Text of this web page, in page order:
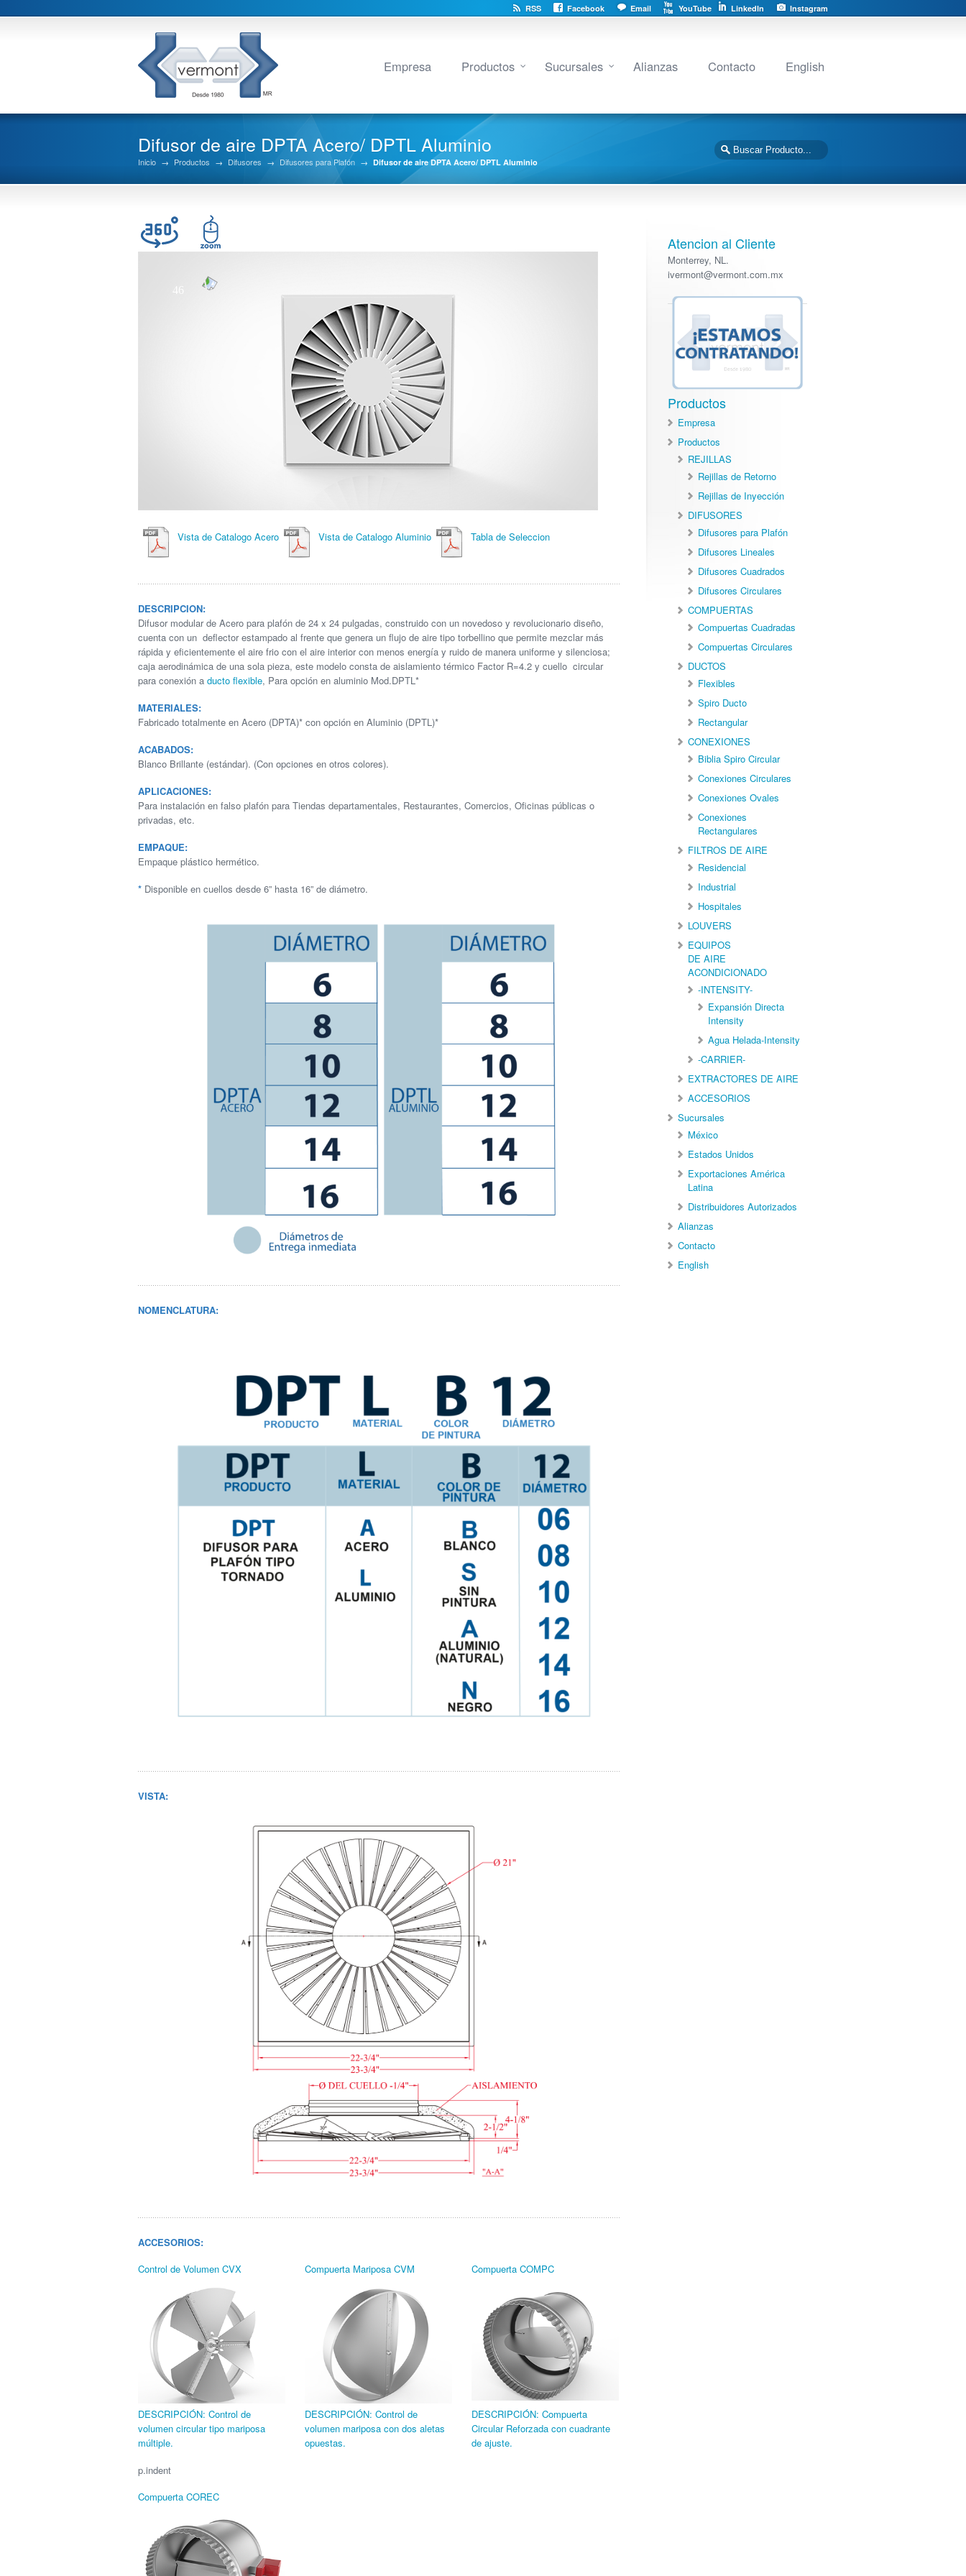
RSS Facebook Email YouTube LinkedIn Instagram
Empresa Productos Sucursales Alianzas Contacto English
Difusor de aire DPTA Acero/ DPTL Aluminio
Inicio → Productos → Difusores → Difusores para Plafón → Difusor de aire DPTA Acero/ DPTL Aluminio
Vista de Catalogo Acero Vista de Catalogo Aluminio Tabla de Seleccion
DESCRIPCION:
Difusor modular de Acero para plafón de 24 x 24 pulgadas, construido con un novedoso y revolucionario diseño,
cuenta con un deflector estampado al frente que genera un flujo de aire tipo torbellino que permite mezclar más
rápida y eficientemente el aire frio con el aire interior con menos energía y ruido de manera uniforme y silenciosa;
caja aerodinámica de una sola pieza, este modelo consta de aislamiento térmico Factor R=4.2 y cuello circular
para conexión a ducto flexible, Para opción en aluminio Mod.DPTL*
MATERIALES:
Fabricado totalmente en Acero (DPTA)* con opción en Aluminio (DPTL)*
ACABADOS:
Blanco Brillante (estándar). (Con opciones en otros colores).
APLICACIONES:
Para instalación en falso plafón para Tiendas departamentales, Restaurantes, Comercios, Oficinas públicas o
privadas, etc.
EMPAQUE:
Empaque plástico hermético.
* Disponible en cuellos desde 6” hasta 16” de diámetro.
NOMENCLATURA:
VISTA:
ACCESORIOS:
Control de Volumen CVX
DESCRIPCIÓN: Control de
volumen circular tipo mariposa
múltiple.
Compuerta Mariposa CVM
DESCRIPCIÓN: Control de
volumen mariposa con dos aletas
opuestas.
Compuerta COMPC
DESCRIPCIÓN: Compuerta
Circular Reforzada con cuadrante
de ajuste.
p.indent
Compuerta COREC
Atencion al Cliente
Monterrey, NL.
ivermont@vermont.com.mx
Productos
Empresa
Productos
REJILLAS
Rejillas de Retorno
Rejillas de Inyección
DIFUSORES
Difusores para Plafón
Difusores Lineales
Difusores Cuadrados
Difusores Circulares
COMPUERTAS
Compuertas Cuadradas
Compuertas Circulares
DUCTOS
Flexibles
Spiro Ducto
Rectangular
CONEXIONES
Biblia Spiro Circular
Conexiones Circulares
Conexiones Ovales
Conexiones
Rectangulares
FILTROS DE AIRE
Residencial
Industrial
Hospitales
LOUVERS
EQUIPOS
DE AIRE
ACONDICIONADO
-INTENSITY-
Expansión Directa
Intensity
Agua Helada-Intensity
-CARRIER-
EXTRACTORES DE AIRE
ACCESORIOS
Sucursales
México
Estados Unidos
Exportaciones América
Latina
Distribuidores Autorizados
Alianzas
Contacto
English